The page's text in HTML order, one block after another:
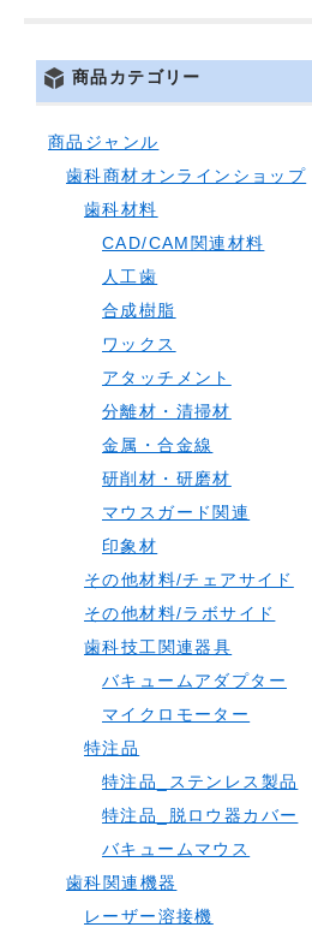
商品カテゴリー
商品ジャンル
歯科商材オンラインショップ
歯科材料
CAD/CAM関連材料
人工歯
合成樹脂
ワックス
アタッチメント
分離材・清掃材
金属・合金線
研削材・研磨材
マウスガード関連
印象材
その他材料/チェアサイド
その他材料/ラボサイド
歯科技工関連器具
バキュームアダプター
マイクロモーター
特注品
特注品_ステンレス製品
特注品_脱ロウ器カバー
バキュームマウス
歯科関連機器
レーザー溶接機